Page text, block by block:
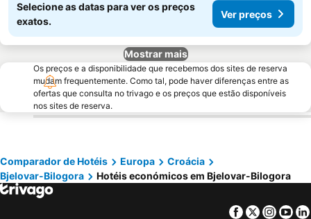
Selecione as datas para ver os preços
exatos.
Ver preços
Mostrar mais
Os preços e a disponibilidade que recebemos dos sites de reserva
mudam frequentemente. Como tal, pode haver diferenças entre as
ofertas que consulta no trivago e os preços que estão disponíveis
nos sites de reserva.
Comparador de Hotéis Europa
Croácia
Bjelovar-Bilogora
Hotéis económicos em Bjelovar-Bilogora
Facebook
Twitter